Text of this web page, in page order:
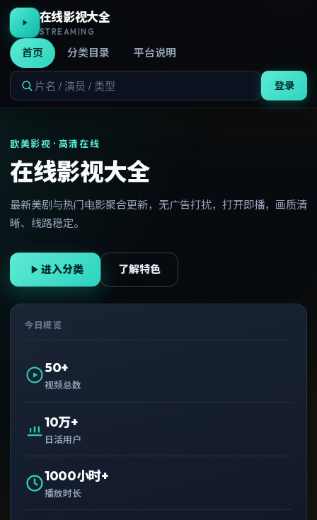
在线影视大全
STREAMING
首页 分类目录 平台说明
登录
欧美影视 · 高清在线
在线影视大全
最新美剧与热门电影聚合更新，无广告打扰，打开即播，画质清
晰、线路稳定。
进入分类 了解特色
今日概览
50+
视频总数
10万+
日活用户
1000小时+
播放时长